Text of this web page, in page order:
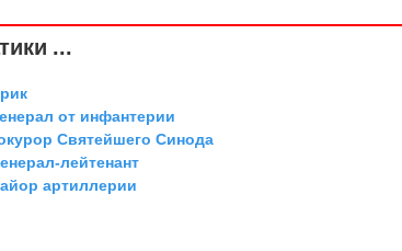
...
от инфантерии
Святейшего Синода
лейтенант
артиллерии